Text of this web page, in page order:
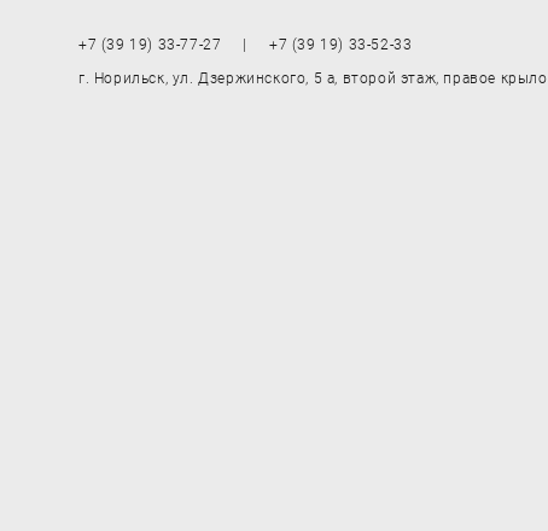
+7 (39 19) 33-77-27 | +7 (39 19) 33-52-33
г. Норильск, ул. Дзержинского, 5 а, второй этаж, правое крыло